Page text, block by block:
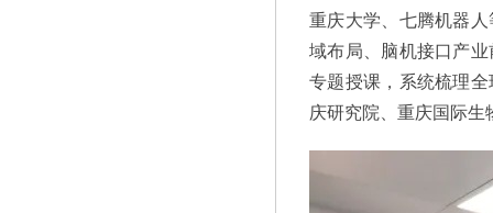
重庆大学、七腾机器
域布局、脑机接口产
专题授课，系统梳理
庆研究院、重庆国际